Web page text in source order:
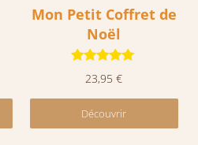
Mon Petit Coffret de
Noël
Note5.00
sur 5
23,95€
Découvrir